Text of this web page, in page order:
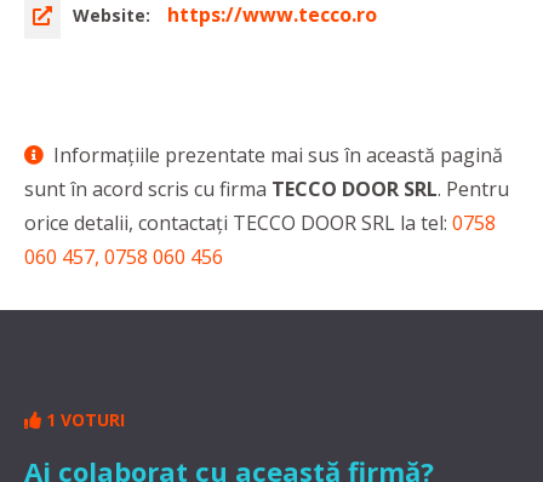
Website: https://www.tecco.ro
Informaţiile prezentate mai sus în această pagină
sunt în acord scris cu firma TECCO DOOR SRL. Pentru
orice detalii, contactaţi TECCO DOOR SRL la tel: 0758
060 457, 0758 060 456
1 VOTURI
Ai colaborat cu această firmă?